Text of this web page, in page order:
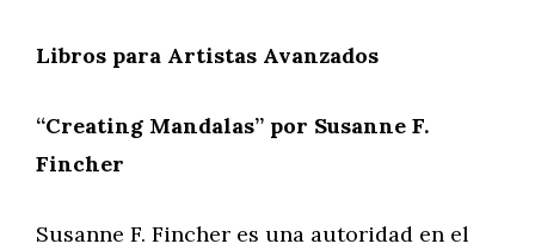
Libros para Artistas Avanzados
“Creating Mandalas” por Susanne F.
Fincher
Susanne F. Fincher es una autoridad en el